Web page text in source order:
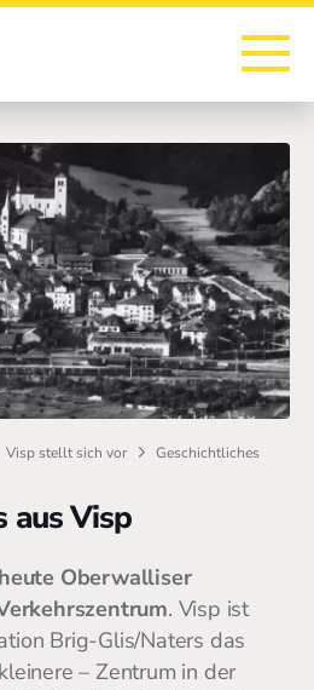
Visp stellt sich vor Geschichtliches
aus Visp
Oberwalliser
. Visp ist
Brig-Glis/Naters das
– Zentrum in der